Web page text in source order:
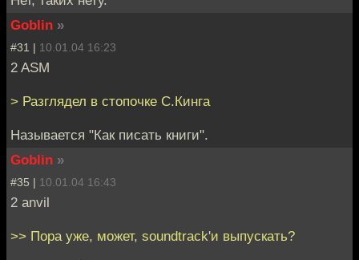
Goblin »
#31 | 10.01.04 16:23
2 ASM
> Разглядел в стопочке С.Кинга
Называется "Как писать книги".
Goblin »
#35 | 10.01.04 16:43
2 anvil
>> Пора уже, может, soundtrack'и выпускать?